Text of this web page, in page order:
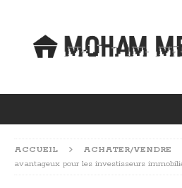
ACCUEIL ACHATER/VENDRE
avantageux pour les investisseurs